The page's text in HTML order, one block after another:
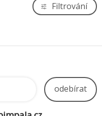
Filtrování
odebírat